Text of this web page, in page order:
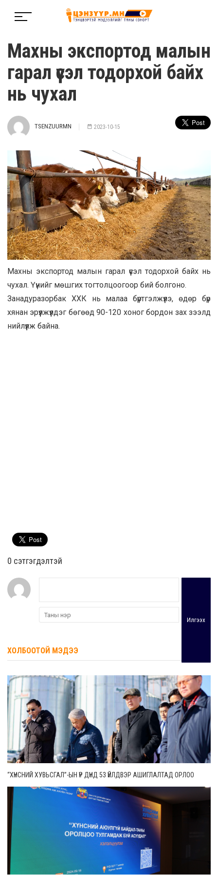
Махны экспортод малын
гарал үүсэл тодорхой байх
нь чухал
TSENZUURMN 2023-10-15
Махны экспортод малын гарал үүсэл тодорхой байх нь
чухал. Үүнийг мөшгих тогтолцоогоор бий болгоно.
Занадуразорбак ХХК нь малаа бүртгэлжүүлэ, өдөр бүр
хянан эрүүлжүүлдэг бөгөөд 90-120 хоног бордон зах зээлд
нийлүүлж байна.
0 cэтгэгдэлтэй
Илгээх
ХОЛБООТОЙ МЭДЭЭ
“ХҮНСНИЙ ХУВЬСГАЛ”-ЫН ҮР ДҮНД 53 ҮЙЛДВЭР АШИГЛАЛТАД ОРЛОО